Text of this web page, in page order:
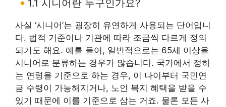
1.1 시니어란 누구인가요?
사실 ‘시니어’는 굉장히 유연하게 사용되는 단어입니
다. 법적 기준이나 기관에 따라 조금씩 다르게 정의
되기도 해요. 예를 들어, 일반적으로는 65세 이상을
시니어로 분류하는 경우가 많습니다. 국가에서 정하
는 연령을 기준으로 하는 경우, 이 나이부터 국민연
금 수령이 가능해지거나, 노인 복지 혜택을 받을 수
있기 때문에 이를 기준으로 삼는 거죠. 물론 모든 사